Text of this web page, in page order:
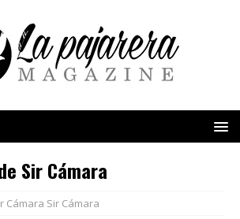
Sir Cámara
Cámara Sir Cámara